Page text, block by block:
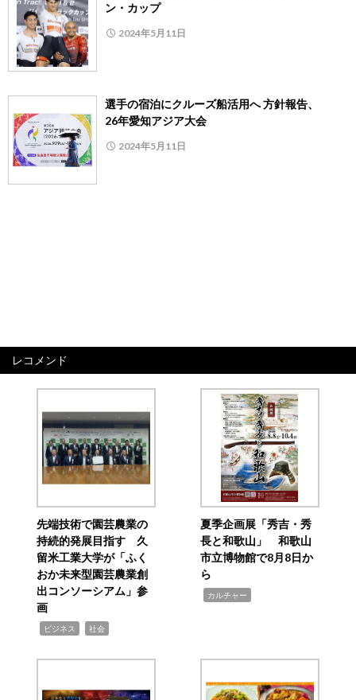
ン・カップ
2024年5月11日
選手の宿泊にクルーズ船活用へ 方針報告、
26年愛知アジア大会
2024年5月11日
レコメンド
先端技術で園芸農業の
持続的発展目指す 久
留米工業大学が「ふく
おか未来型園芸農業創
出コンソーシアム」参
画
ビジネス 社会
夏季企画展「秀吉・秀
長と和歌山」 和歌山
市立博物館で8月8日か
ら
カルチャー